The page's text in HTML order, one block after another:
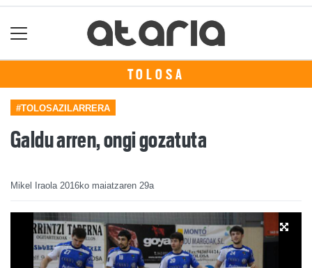
TOLOSA
#TOLOSAZILARRERA
Galdu arren, ongi gozatuta
Mikel Iraola 2016ko maiatzaren 29a